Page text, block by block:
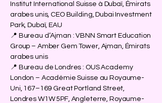
Institut International Suisse à Dubaï, Émirats
arabes unis, CEO Building, Dubai Investment
Park, Dubaï, EAU
📍 Bureau d’Ajman : VBNN Smart Education
Group – Amber Gem Tower, Ajman, Émirats
arabes unis
📍 Bureau de Londres : OUS Academy
London – Académie Suisse au Royaume-
Uni, 167–169 Great Portland Street,
Londres W1W 5PF, Angleterre, Royaume-